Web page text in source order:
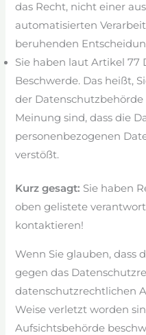
das Recht, nicht einer
automatisierten
beruhenden
Sie haben laut Artikel 77
Beschwerde. Das heißt,
der
Meinung sind, dass die
personenbezogenen
verstößt.
Kurz gesagt: Sie haben
oben gelistete
kontaktieren!
Wenn Sie glauben, dass
gegen das
datenschutzrechtlichen
Weise verletzt worden
Aufsichtsbehörde